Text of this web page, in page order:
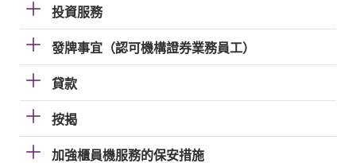
投資服務
發牌事宜（認可機構證券業務員工）
貸款
按揭
加強櫃員機服務的保安措施